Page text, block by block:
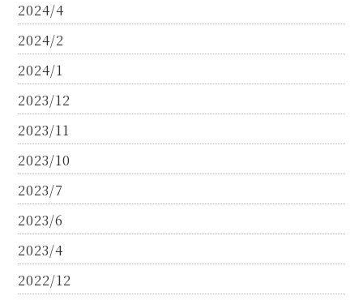
2024/4
2024/2
2024/1
2023/12
2023/11
2023/10
2023/7
2023/6
2023/4
2022/12